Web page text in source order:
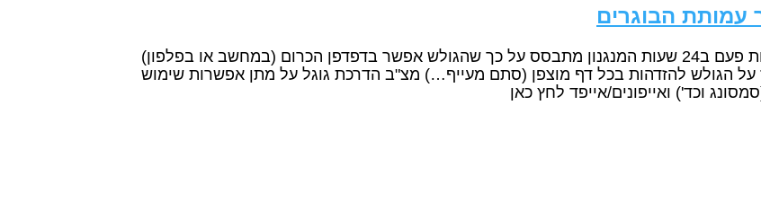
עמותת הבוגרים
מנגנון ההזדהות באתר העמותה מאפשר הזדהות אחת פעם ב24 שעות המנגנון מתבסס על כך שהגולש אפשר בדפדפן הכרום (במחשב או בפלפון)
על הגולש להזדהות בכל דף מוצפן (סתם מעייף…) מצ"ב הדרכת גוגל על מתן אפשרות שימוש
וכד') ואייפונים/אייפד לחץ כאן